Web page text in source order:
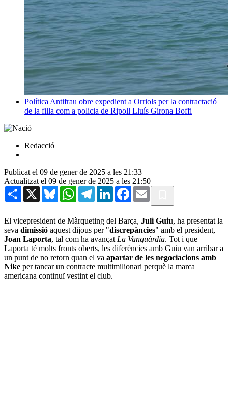
Política Antifrau obre expedient a Orriols per la contractació
de la filla com a policia de Ripoll Lluís Girona Boffi
Redacció
Publicat el 09 de gener de 2025 a les 21:33
Actualitzat el 09 de gener de 2025 a les 21:50
Share X BlueskyWhatsAppTelegramLinkedInFacebook
Email
El vicepresident de Màrqueting del Barça, Juli Guiu, ha presentat la
seva dimissió aquest dijous per "discrepàncies" amb el president,
Joan Laporta, tal com ha avançat La Vanguàrdia. Tot i que
Laporta té molts fronts oberts, les diferències amb Guiu van arribar a
un punt de no retorn quan el va apartar de les negociacions amb
Nike per tancar un contracte multimilionari perquè la marca
americana continuï vestint el club.